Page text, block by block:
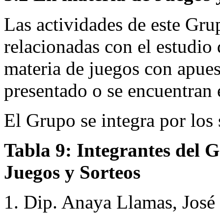
Las actividades de este
relacionadas con el
materia de juegos con
presentado o se
El Grupo se integra por
Tabla 9: Integrantes del
Juegos y Sorteos
1. Dip. Anaya Llamas,